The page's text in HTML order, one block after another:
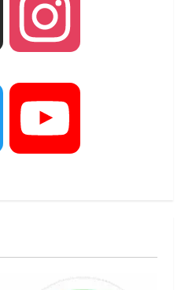
Threads
Twitter
NEWS
ई-केवाईसी नहीं कराई तो गैस
सकता है असर
NEWS
ने लिए कई महत्वपूर्ण निर्णय, अब
के पशुपालकों को भी गाय एवं भैंस
प्रदर्शनी का आयोजन किया